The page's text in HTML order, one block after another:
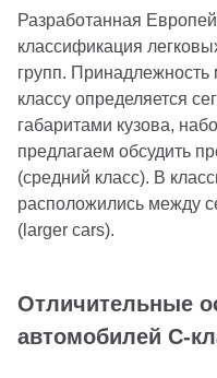
Разработанная
классификация
групп.
классу определяется
габаритами кузова,
предлагаем обсудить
(средний класс). В
расположились между
(larger cars).
Отличительные
автомобилей С-